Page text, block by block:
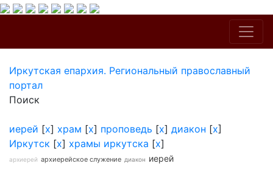
Иркутская епархия. Региональный православный
портал
Поиск
иерей [x] храм [x] проповедь [x] диакон [x]
Иркутск [x] храмы иркутска [x]
архиерей архиерейское служение диакон иерей